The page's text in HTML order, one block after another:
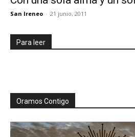
San Ireneo - 21 junio, 2011
Para leer
Oramos Contigo